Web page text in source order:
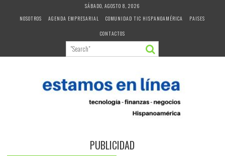
SÁBADO, AGOSTO 8, 2026
NOSOTROS
AGENDA EMPRESARIAL COMUNIDAD TIC HISPANOAMÉRICA
PAISES
CONTACTOS
PUBLICIDAD